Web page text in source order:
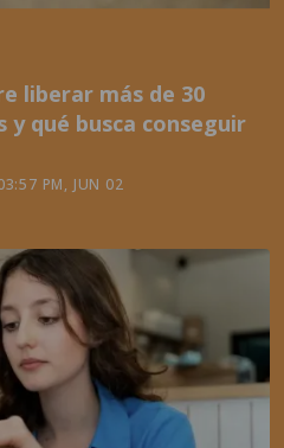
liberar más de 30
qué busca conseguir
PM, JUN 02